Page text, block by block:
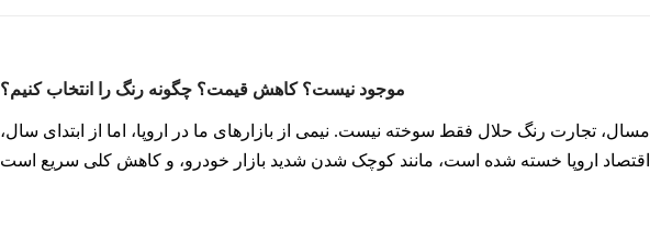
موجود نیست؟ کاهش قیمت؟ چگونه رنگ را انتخاب کنیم؟
امسال، تجارت رنگ حلال فقط سوخته نیست. نیمی از بازارهای ما در اروپا، اما از ابتدای سال،